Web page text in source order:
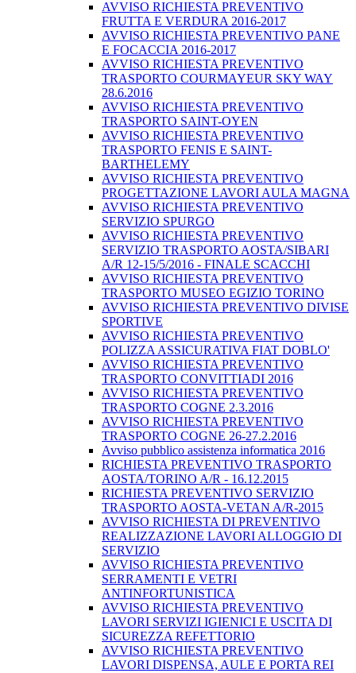
AVVISO RICHIESTA PREVENTIVO
FRUTTA E VERDURA 2016-2017
AVVISO RICHIESTA PREVENTIVO PANE
E FOCACCIA 2016-2017
AVVISO RICHIESTA PREVENTIVO
TRASPORTO COURMAYEUR SKY WAY
28.6.2016
AVVISO RICHIESTA PREVENTIVO
TRASPORTO SAINT-OYEN
AVVISO RICHIESTA PREVENTIVO
TRASPORTO FENIS E SAINT-
BARTHELEMY
AVVISO RICHIESTA PREVENTIVO
PROGETTAZIONE LAVORI AULA MAGNA
AVVISO RICHIESTA PREVENTIVO
SERVIZIO SPURGO
AVVISO RICHIESTA PREVENTIVO
SERVIZIO TRASPORTO AOSTA/SIBARI
A/R 12-15/5/2016 - FINALE SCACCHI
AVVISO RICHIESTA PREVENTIVO
TRASPORTO MUSEO EGIZIO TORINO
AVVISO RICHIESTA PREVENTIVO DIVISE
SPORTIVE
AVVISO RICHIESTA PREVENTIVO
POLIZZA ASSICURATIVA FIAT DOBLO'
AVVISO RICHIESTA PREVENTIVO
TRASPORTO CONVITTIADI 2016
AVVISO RICHIESTA PREVENTIVO
TRASPORTO COGNE 2.3.2016
AVVISO RICHIESTA PREVENTIVO
TRASPORTO COGNE 26-27.2.2016
Avviso pubblico assistenza informatica 2016
RICHIESTA PREVENTIVO TRASPORTO
AOSTA/TORINO A/R - 16.12.2015
RICHIESTA PREVENTIVO SERVIZIO
TRASPORTO AOSTA-VETAN A/R-2015
AVVISO RICHIESTA DI PREVENTIVO
REALIZZAZIONE LAVORI ALLOGGIO DI
SERVIZIO
AVVISO RICHIESTA PREVENTIVO
SERRAMENTI E VETRI
ANTINFORTUNISTICA
AVVISO RICHIESTA PREVENTIVO
LAVORI SERVIZI IGIENICI E USCITA DI
SICUREZZA REFETTORIO
AVVISO RICHIESTA PREVENTIVO
LAVORI DISPENSA, AULE E PORTA REI